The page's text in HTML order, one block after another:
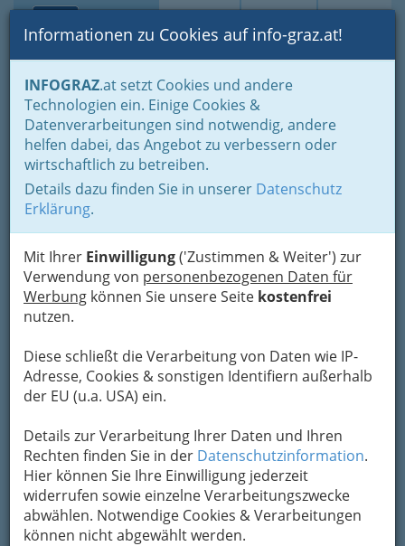
Suche Login Toggle
Informationen zu Cookies auf info-graz.at!
INFOGRAZ.at setzt Cookies und andere
Technologien ein. Einige Cookies &
Datenverarbeitungen sind notwendig, andere
helfen dabei, das Angebot zu verbessern oder
wirtschaftlich zu betreiben.
Details dazu finden Sie in unserer Datenschutz
Erklärung.
Mit Ihrer Einwilligung('Zustimmen & Weiter') zur
Verwendung von personenbezogenen Daten für
Werbung können Sie unsere Seite kostenfrei
nutzen.
Diese schließt die Verarbeitung von Daten wie IP-
Adresse, Cookies & sonstigen Identifiern außerhalb
der EU (u.a. USA) ein.
Details zur Verarbeitung Ihrer Daten und Ihren
Rechten finden Sie in der Datenschutzinformation.
Hier können Sie Ihre Einwilligung jederzeit
widerrufen sowie einzelne Verarbeitungszwecke
abwählen. Notwendige Cookies & Verarbeitungen
können nicht abgewählt werden.
Home Branchen Freizeit & Sport
Und notfalls leiden wir an
uns selbst - Martin Krusche
Dann kamen noch ein paar Schätzchen ins Spiel,
da staune ich
angefochten fühlen.
Und notfalls leiden wir an uns
selbst
Das erste Jahrzehnt meines Lebens als Künstler
begann 1977 und warvon überaus
romantischen Verläufen geprägt. Dazu
gehörten das notorische Schreiben von
Gedichten, durchzechte Nächte, Phantasien von
wachsender Bedeutung und dasAbarbeiten
von Autoritätskonflikten an etablierten
Leuten.